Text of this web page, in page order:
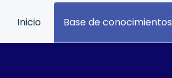
Inicio
Base de conocimientos